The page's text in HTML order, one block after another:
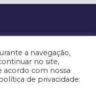
a navegação,
no site,
acordo com nossa
de privacidade: